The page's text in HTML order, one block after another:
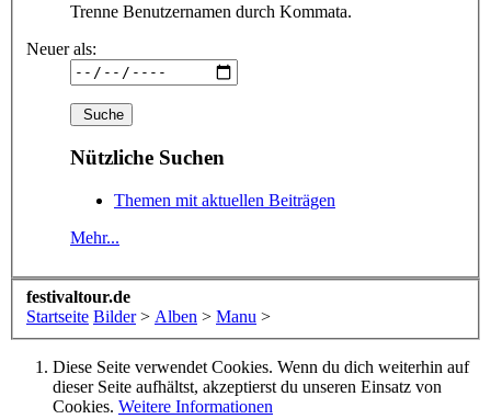
Trenne Benutzernamen durch Kommata.
Neuer als:
Nützliche Suchen
Themen mit aktuellen Beiträgen
Mehr...
festivaltour.de
Startseite Bilder > Alben > Manu >
Diese Seite verwendet Cookies. Wenn du dich weiterhin auf
dieser Seite aufhältst, akzeptierst du unseren Einsatz von
Cookies. Weitere Informationen